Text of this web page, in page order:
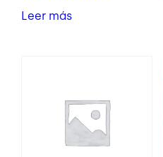
Leer más